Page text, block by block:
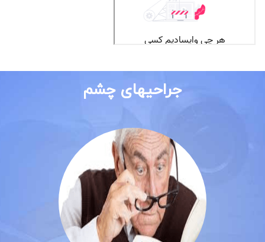
جراحیهای چشم